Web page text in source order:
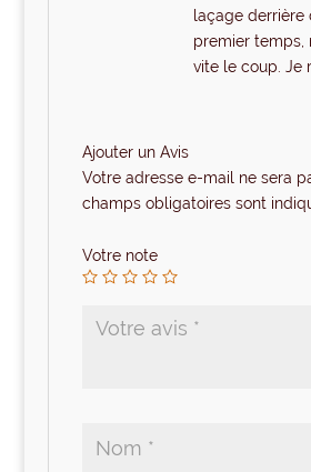
laçage derrière
premier temps,
vite le coup. Je
Ajouter un Avis
Votre adresse e-mail ne sera
champs obligatoires sont
Votre note